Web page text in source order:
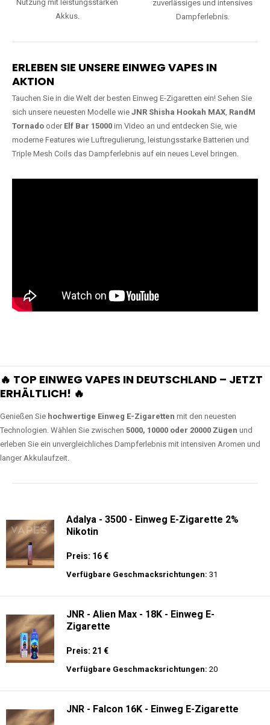
Nutzung mit leistungsstarken
Akkus.
zuverlässiges und intensives
Dampferlebnis.
ERLEBEN SIE UNSERE EINWEG VAPES IN
AKTION
Tauchen Sie in die Welt der besten Einweg E-Zigaretten ein! Sehen Sie
sich unsere neuesten Modelle wie JNR Shisha Hookah MAX, RandM
Tornado oder Elf Bar 15000 im Video an und entdecken Sie, wie
moderne Features wie Luftregulierung, leistungsstarke Batterien und
Triple Mesh Coils das Dampferlebnis auf ein neues Level bringen.
🔥 TOP EINWEG VAPES IN DEUTSCHLAND – JETZT
ERHÄLTLICH! 🔥
Genießen Sie hochwertige Einweg E-Zigaretten mit den neuesten
Technologien. Wählen Sie zwischen 5000, 10000 oder 20000 Zügen und
erleben Sie ein unvergleichliches Dampferlebnis mit intensiven Aromen und
langer Akkulaufzeit.
Adalya - 3500 - Einweg E-Zigarette 2%
Nikotin
Preis: 16 €
Verfügbare Geschmacksrichtungen: 31
JNR - Alien Max - 18K - Einweg E-
Zigarette
Preis: 21 €
Verfügbare Geschmacksrichtungen: 20
JNR - Falcon 16K - Einweg E-Zigarette